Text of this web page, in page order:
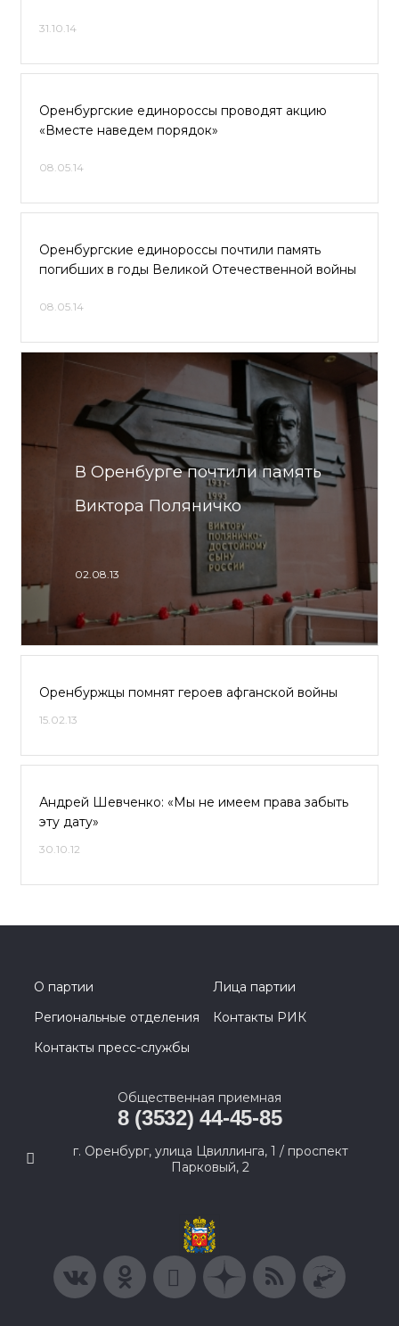
31.10.14
Оренбургские единороссы проводят акцию
«Вместе наведем порядок»
08.05.14
Оренбургские единороссы почтили память
погибших в годы Великой Отечественной войны
08.05.14
В Оренбурге почтили память
Виктора Поляничко
02.08.13
Оренбуржцы помнят героев афганской войны
15.02.13
Андрей Шевченко: «Мы не имеем права забыть
эту дату»
30.10.12
О партии
Лица партии
Региональные отделения
Контакты РИК
Контакты пресс-службы
Общественная приемная
8 (3532) 44-45-85
г. Оренбург, улица Цвиллинга, 1 / проспект
Парковый, 2